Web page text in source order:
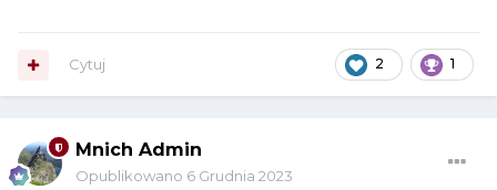
2 1
Cytuj
Mnich Admin
Opublikowano 6 Grudnia 2023